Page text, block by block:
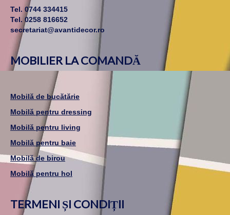
Tel. 0744 334415
Tel. 0258 816652
secretariat@avantidecor.ro
MOBILIER LA COMANDĂ
Mobilă de bucătărie
Mobilă pentru dressing
Mobilă pentru living
Mobilă pentru baie
Mobilă de birou
Mobilă pentru hol
TERMENI ȘI CONDIȚII